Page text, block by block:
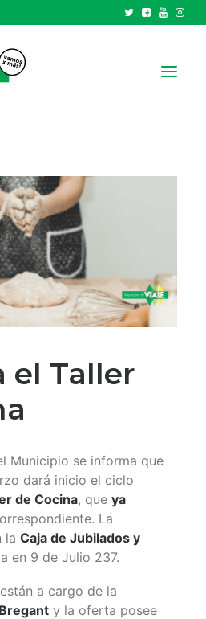
el Taller
Municipio se informa que
dará inicio el ciclo
de Cocina, que ya
La
la Caja de Jubilados y
en 9 de Julio 237.
a cargo de la
y la oferta posee